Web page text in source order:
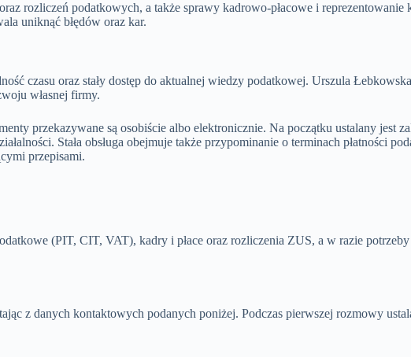
rozliczeń podatkowych, a także sprawy kadrowo-płacowe i
uniknąć błędów oraz kar.
czasu oraz stały dostęp do aktualnej wiedzy podatkowej. Urszula
własnej firmy.
przekazywane są osobiście albo elektronicznie. Na początku ustalany jest
Stała obsługa obejmuje także przypominanie o terminach płatności
przepisami.
(PIT, CIT, VAT), kadry i płace oraz rozliczenia ZUS, a w razie
z danych kontaktowych podanych poniżej. Podczas pierwszej rozmowy